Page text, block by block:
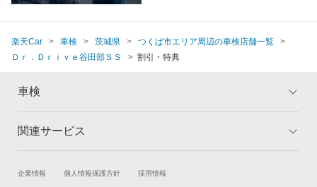
楽天Car 車検 茨城県
つくば市エリア周辺の車検店舗一覧
Ｄｒ．Ｄｒｉｖｅ谷田部ＳＳ
割引・特典
車検
トップ
車検の基礎知識 キャンペーン一覧
関連サービス
試乗・商談 新車購入
企業情報 個人情報保護方針 採用情報